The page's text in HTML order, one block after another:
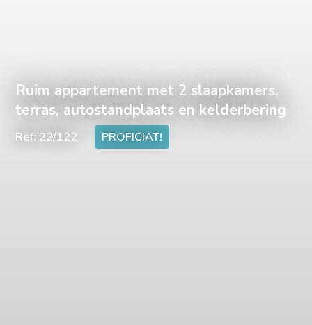
Ruim appartement met 2 slaapkamers,
terras, autostandplaats en kelderbering
Ref: 22/122 PROFICIAT!